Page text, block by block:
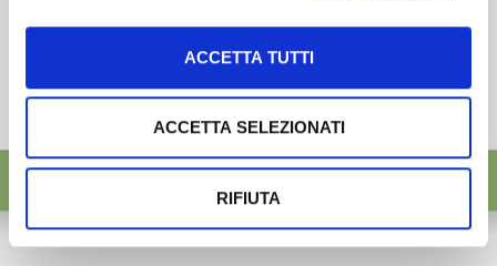
ACCETTA TUTTI
ACCETTA SELEZIONATI
RIFIUTA